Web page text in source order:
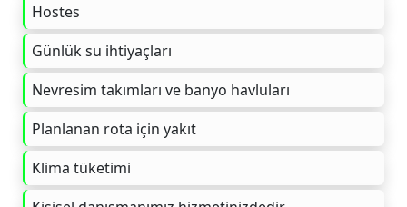
Hostes
Günlük su ihtiyaçları
Nevresim takımları ve banyo havluları
Planlanan rota için yakıt
Klima tüketimi